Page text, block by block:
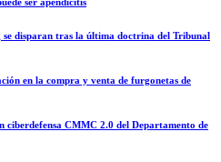
disparan tras la última doctrina del Tribunal
en la compra y venta de furgonetas de
ciberdefensa CMMC 2.0 del Departamento de